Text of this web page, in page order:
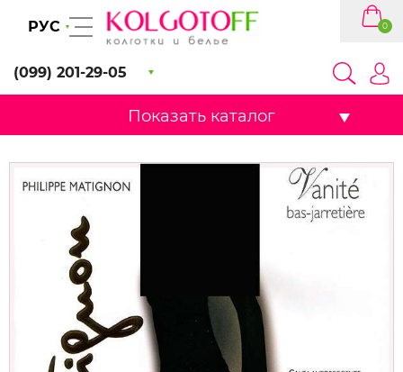
РУС
(099) 201-29-05
0
Показать каталог